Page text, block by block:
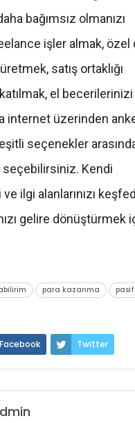
bağımsız olmanızı
işler almak, özel
satış ortaklığı
el becerilerinizi
internet üzerinden
seçenekler
seçebilirsiniz. Kendi
ilgi alanlarınızı
gelire dönüştürmek
para kazanma
Facebook Twitter
Google+ ReddIt